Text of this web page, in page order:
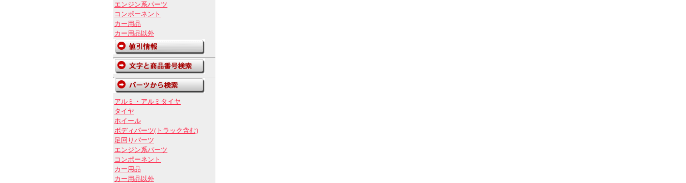
エンジン系パーツ
コンポーネント
カー用品
カー用品以外
アルミ・アルミタイヤ
タイヤ
ホイール
ボディパーツ(トラック含む)
足回りパーツ
エンジン系パーツ
コンポーネント
カー用品
カー用品以外